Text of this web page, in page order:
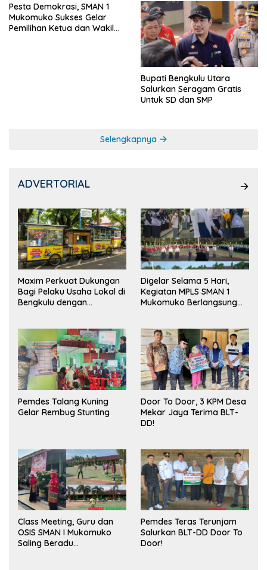
Pesta Demokrasi, SMAN 1
Mukomuko Sukses Gelar
Pemilihan Ketua dan Wakil
Bupati Bengkulu Utara
Salurkan Seragam Gratis
Untuk SD dan SMP
Selengkapnya
ADVERTORIAL
Maxim Perkuat Dukungan
Bagi Pelaku Usaha Lokal di
Bengkulu dengan
Pasar
Digelar Selama 5 Hari,
Kegiatan MPLS SMAN 1
Mukomuko Berlangsung
Pemdes Talang Kuning
Gelar Rembug Stunting
Door To Door, 3 KPM Desa
Mekar Jaya Terima BLT-
DD!
Class Meeting, Guru dan
OSIS SMAN I Mukomuko
Saling Beradu
Pemdes Teras Terunjam
Salurkan BLT-DD Door To
Door!